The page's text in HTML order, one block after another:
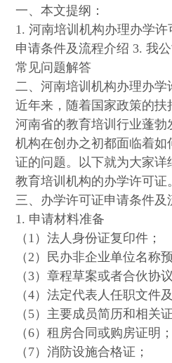
一、本文提纲：
1. 河南培训机构办理办学
申请条件及流程介绍 3. 我
常见问题解答
二、河南培训机构办理办学
近年来，随着国家政策的扶
河南省的教育培训行业蓬勃
机构在创办之初都面临着
证的问题。以下就为大家
教育培训机构的办学许可证
三、办学许可证申请条件及
1. 申请材料准备
（1）法人身份证复印件；
（2）民办非企业单位名称
（3）章程草案或者合伙协
（4）法定代表人任职文件
（5）主要成员简历和相关
（6）租房合同或购房证明；
（7）消防设施合格证；